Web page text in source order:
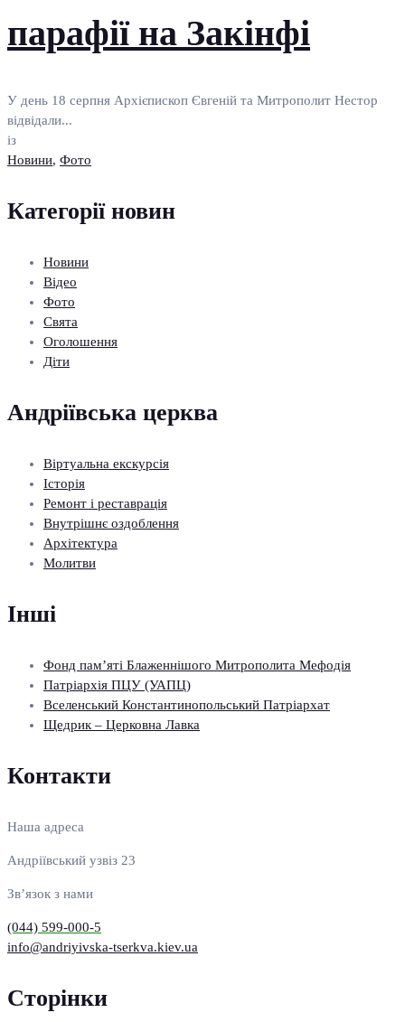
парафії на Закінфі
У день 18 серпня Архієпископ Євгеній та Митрополит Нестор
відвідали...
із
Новини, Фото
Категорії новин
Новини
Відео
Фото
Свята
Оголошення
Діти
Андріївська церква
Віртуальна екскурсія
Історія
Ремонт і реставрація
Внутрішнє оздоблення
Архітектура
Молитви
Інші
Фонд пам’яті Блаженнішого Митрополита Мефодія
Патріархія ПЦУ (УАПЦ)
Вселенський Константинопольський Патріархат
Щедрик – Церковна Лавка
Контакти
Наша адреса
Андріївський узвіз 23
Зв’язок з нами
(044) 599-000-5
info@andriyivska-tserkva.kiev.ua
Сторінки